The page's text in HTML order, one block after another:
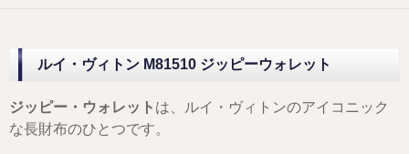
ルイ・ヴィトン M81510 ジッピーウォレット
ジッピー・ウォレット は、ルイ・ヴィトンのアイコニック
な長財布のひとつです。